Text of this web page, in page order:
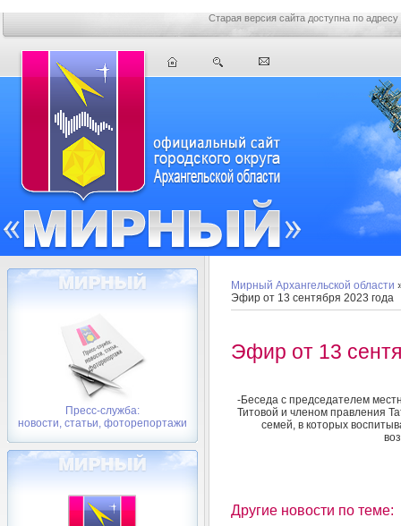
Старая версия сайта доступна по адресу
Пресс-служба:
новости, статьи, фоторепортажи
Мирный Архангельской области
Эфир от 13 сентября 2023 года
Эфир от 13
-Беседа с председателем
Титовой и членом правления
семей, в которых
Другие новости по теме: